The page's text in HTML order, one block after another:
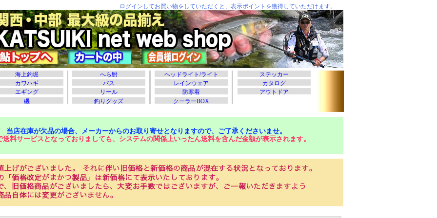
当店在庫が欠品の場合、メーカーからのお取り寄せとなりますので、ご了承くださいませ。
送料サービスとなっておりましても、システムの関係上いったん送料を含んだ金額が表示されます。